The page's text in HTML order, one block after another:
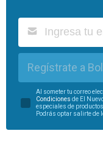
Regístrate a
Al someter tu correo
Condiciones de El
especiales de
Podrás optar salirte de